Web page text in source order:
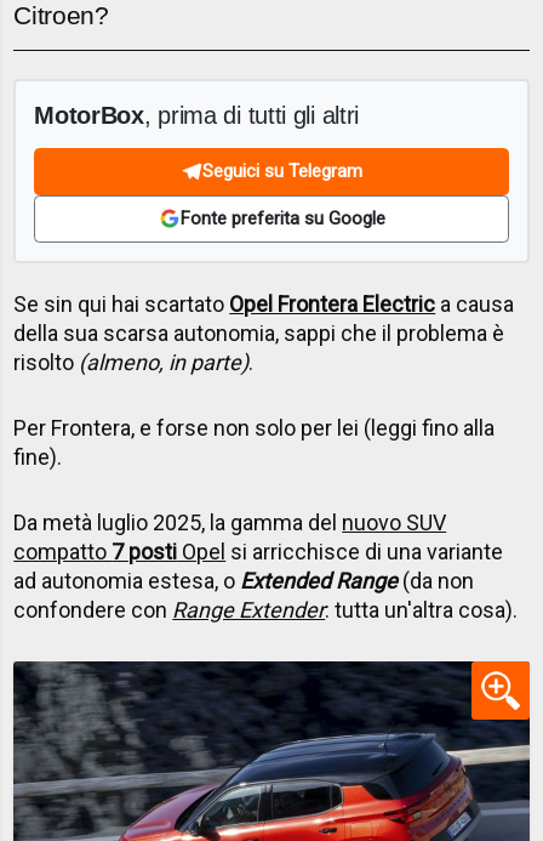
Citroen?
MotorBox, prima di tutti gli altri
Seguici su Telegram
Fonte preferita su Google
Se sin qui hai scartato Opel Frontera Electric a causa
della sua scarsa autonomia, sappi che il problema è
risolto (almeno, in parte).
Per Frontera, e forse non solo per lei (leggi fino alla
fine).
Da metà luglio 2025, la gamma del nuovo SUV
compatto 7 posti Opel si arricchisce di una variante
ad autonomia estesa, o Extended Range(da non
confondere con Range Extender: tutta un'altra cosa).